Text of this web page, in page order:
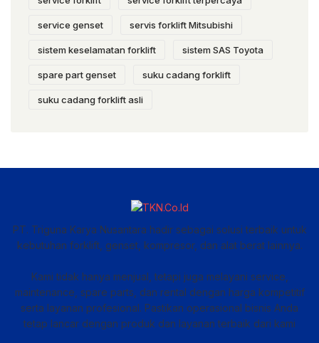
service genset servis forklift Mitsubishi
sistem keselamatan forklift sistem SAS Toyota
spare part genset suku cadang forklift
suku cadang forklift asli
PT. Triguna Karya Nusantara hadir sebagai solusi terbaik untuk
kebutuhan forklift, genset, kompresor, dan alat berat lainnya.
Kami tidak hanya menjual, tetapi juga melayani service,
maintenance, spare parts, dan rental dengan harga kompetitif
serta layanan profesional. Pastikan operasional bisnis Anda
tetap lancar dengan produk dan layanan terbaik dari kami